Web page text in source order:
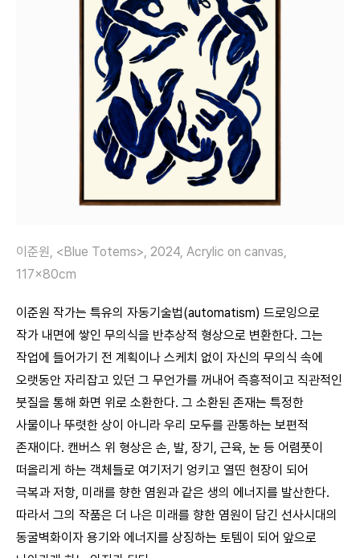
이준원, <Blue Totems>, 2024, Acrylic on canvas,
117x80cm
이준원 작가는 특유의 자동기술법(automatism) 드로잉으로
작가 내면에 쌓인 무의식을 반추상적 형상으로 변환한다. 그는
작업에 들어가기 전 계획이나 스케치 없이 자신의 무의식 속에
오랫동안 자리잡고 있던 그 무언가를 꺼내어 즉흥적이고 직관적인
붓질을 통해 화면 위로 소환한다. 그 소환된 존재는 특정한
사물이나 뚜렷한 상이 아니라 우리 모두를 관통하는 보편적
존재이다. 캔버스 위 형상은 손, 발, 장기, 근육, 눈 등 어렴풋이
떠올리게 하는 객체들로 여기저기 엉키고 열띤 현장이 되어
극복과 저항, 미래를 향한 염원과 같은 생의 에너지를 발산한다.
따라서 그의 작품은 더 나은 미래를 향한 염원이 담긴 선사시대의
동굴벽화이자 용기와 에너지를 상징하는 토템이 되어 앞으로